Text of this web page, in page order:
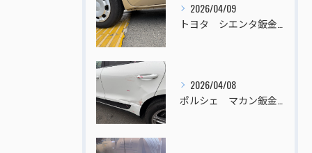
2026/04/09
2026/04/08